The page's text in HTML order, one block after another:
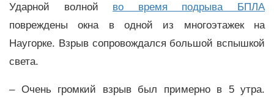
Ударной волной во время подрыва БПЛА
повреждены окна в одной из многоэтажек на
Наугорке. Взрыв сопровождался большой вспышкой
света.
– Очень громкий взрыв был примерно в 5 утра.